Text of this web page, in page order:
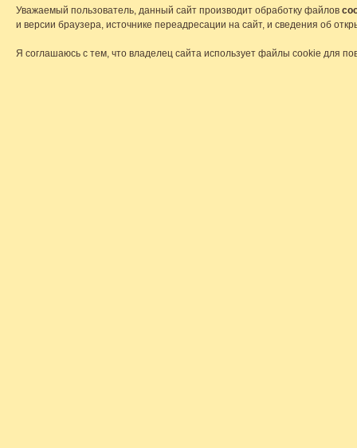
Уважаемый пользователь, данный сайт производит обработку файлов
и версии браузера, источнике переадресации на сайт, и сведения об
Я соглашаюсь с тем, что владелец сайта использует файлы cookie для